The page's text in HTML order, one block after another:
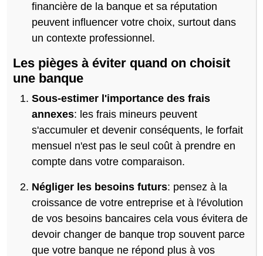
financière de la banque et sa réputation
peuvent influencer votre choix, surtout dans
un contexte professionnel.
Les pièges à éviter quand on choisit
une banque
Sous-estimer l'importance des frais
annexes: les frais mineurs peuvent
s'accumuler et devenir conséquents, le forfait
mensuel n'est pas le seul coût à prendre en
compte dans votre comparaison.
Négliger les besoins futurs: pensez à la
croissance de votre entreprise et à l'évolution
de vos besoins bancaires cela vous évitera de
devoir changer de banque trop souvent parce
que votre banque ne répond plus à vos